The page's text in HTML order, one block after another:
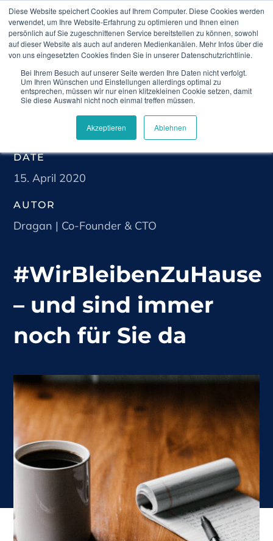
Diese Website speichert Cookies auf Ihrem Computer. Diese Cookies werden
verwendet, um Ihre Website-Erfahrung zu optimieren und Ihnen einen
persönlich auf Sie zugeschnittenen Service bereitstellen zu können, sowohl
auf dieser Website als auch auf anderen Medienkanälen. Mehr Infos über die
von uns eingesetzten Cookies finden Sie in unserer Datenschutzrichtlinie.
Bei Ihrem Besuch auf unserer Seite werden Ihre Daten nicht verfolgt.
Um Ihren Wünschen und Einstellungen allerdings optimal zu
entsprechen, müssen wir nur einen klitzekleinen Cookie setzen, damit
Sie diese Auswahl nicht noch einmal treffen müssen.
Akzeptieren Ablehnen
Climedo Blog
#WirBleibenZuHause – und sind
immer noch für Sie da
#WirBleibenZuHause
– und sind immer
noch für Sie da
DATE
15. April 2020
AUTOR
Dragan | Co-Founder & CTO